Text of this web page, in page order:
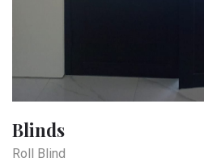
Blinds
Roll Blind